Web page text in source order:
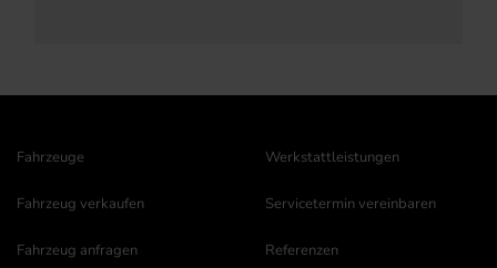
Fahrzeuge
Fahrzeug verkaufen
Fahrzeug anfragen
Werkstattleistungen
Servicetermin vereinbaren
Referenzen